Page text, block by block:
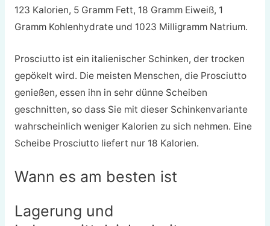
123 Kalorien, 5 Gramm Fett, 18 Gramm Eiweiß, 1
Gramm Kohlenhydrate und 1023 Milligramm Natrium.
Prosciutto ist ein italienischer Schinken, der trocken
gepökelt wird. Die meisten Menschen, die Prosciutto
genießen, essen ihn in sehr dünne Scheiben
geschnitten, so dass Sie mit dieser Schinkenvariante
wahrscheinlich weniger Kalorien zu sich nehmen. Eine
Scheibe Prosciutto liefert nur 18 Kalorien.
Wann es am besten ist
Lagerung und